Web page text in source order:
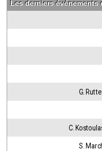
Les derniers événements
G.
C.
S.